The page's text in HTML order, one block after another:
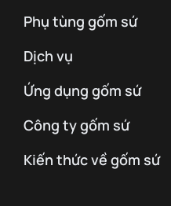
Phụ tùng gốm sứ
Dịch vụ
Ứng dụng gốm sứ
Công ty gốm sứ
Kiến thức về gốm sứ